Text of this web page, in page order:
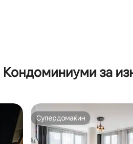
Кондоминиуми за
Супердомаќин
Супердомаќин